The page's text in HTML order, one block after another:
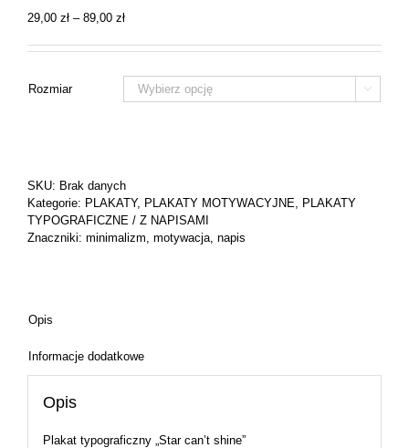
29,00 zł – 89,00 złZakres
od
89,00 zł
Rozmiar 
SKU: Brak danych
Kategorie: PLAKATY, PLAKATY MOTYWACYJNE, PLAKATY
TYPOGRAFICZNE / Z NAPISAMI
Znaczniki: minimalizm, motywacja, napis
Opis
Informacje dodatkowe
Opis
Plakat typograficzny „Star can’t shine”